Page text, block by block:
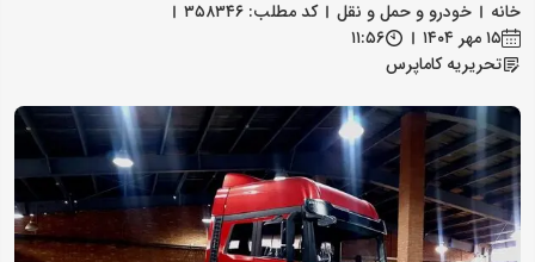
خانه خودرو و حمل و نقل
کد مطلب: ۳۵۸۳۴۶
۱۵ مهر ۱۴۰۴
۱۱:۵۶
تحریریه کاماپرس